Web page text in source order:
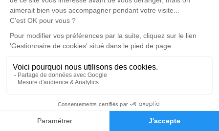
Faire-part Hommages
vit en elle une mère.
Elle fut une grand-mère, celle d'Eva et de Marie
Montford. Deux énergumènes qui se souviennent
encore du rôti de porc que leur préparait Colette
et qu'elles dévoraient avec une gourmandise
Elle fut Colette, femme aimée, femme aimante,
dont le souvenir accompagne tous ceux qui l'ont
Nous vous invitons à utiliser cet espace pour
laisser vos condoléances, partager des photos